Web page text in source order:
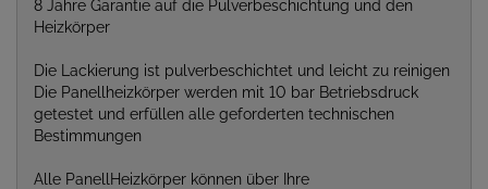
8 Jahre Garantie auf die Pulverbeschichtung und den
Heizkörper
Die Lackierung ist pulverbeschichtet und leicht zu reinigen
Die Panellheizkörper werden mit 10 bar Betriebsdruck
getestet und erfüllen alle geforderten technischen
Bestimmungen
Alle PanellHeizkörper können über Ihre